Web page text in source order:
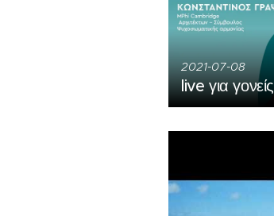
2021-07-08
live για γονείς